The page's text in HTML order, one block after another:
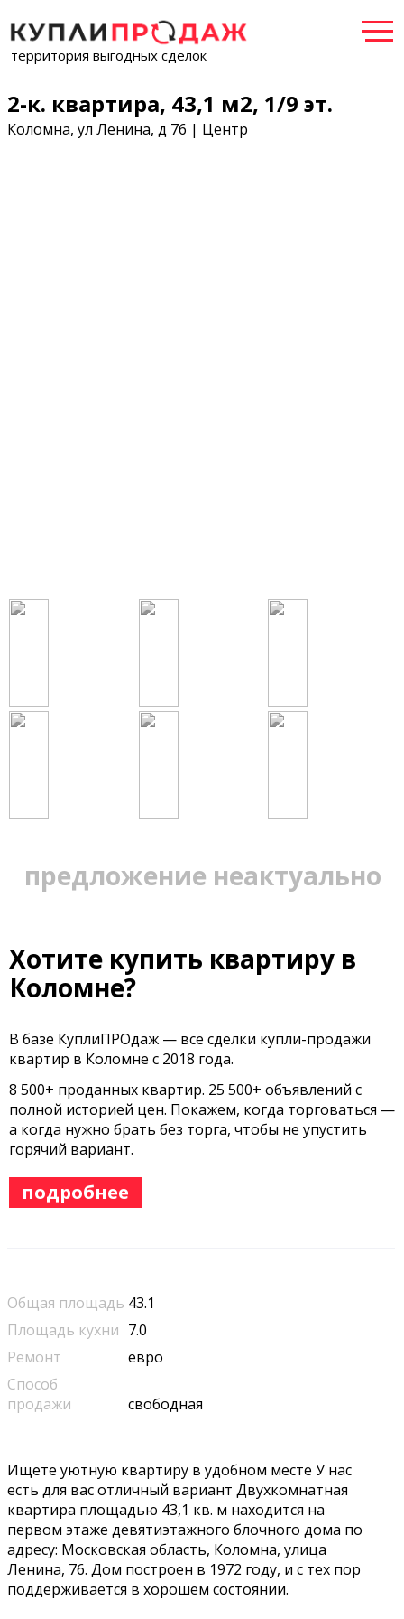
территория выгодных сделок
2-к. квартира, 43,1 м2, 1/9 эт.
Коломна, ул Ленина, д 76 | Центр
предложение неактуально
Хотите купить квартиру в
Коломне?
В базе КуплиПРОдаж — все сделки купли-продажи
квартир в Коломне с 2018 года.
8 500+ проданных квартир. 25 500+ объявлений с
полной историей цен. Покажем, когда торговаться —
а когда нужно брать без торга, чтобы не упустить
горячий вариант.
подробнее
Общая площадь 43.1
Площадь кухни 7.0
Ремонт
евро
Способ
продажи
свободная
Ищете уютную квартиру в удобном месте У нас
есть для вас отличный вариант Двухкомнатная
квартира площадью 43,1 кв. м находится на
первом этаже девятиэтажного блочного дома по
адресу: Московская область, Коломна, улица
Ленина, 76. Дом построен в 1972 году, и с тех пор
поддерживается в хорошем состоянии.